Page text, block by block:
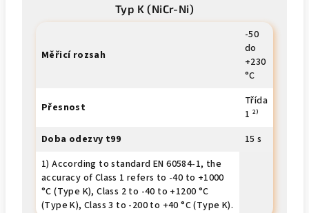
Typ K (NiCr-Ni)
Měřicí rozsah
-50
do
+230
°C
Přesnost
Třída
1 ²⁾
Doba odezvy t99
15 s
1) According to standard EN 60584-1, the
accuracy of Class 1 refers to -40 to +1000
°C (Type K), Class 2 to -40 to +1200 °C
(Type K), Class 3 to -200 to +40 °C (Type K).